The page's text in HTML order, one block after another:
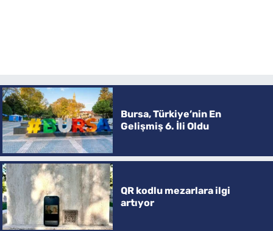
Bursa, Türkiye’nin En
Gelişmiş 6. İli Oldu
QR kodlu mezarlara ilgi
artıyor